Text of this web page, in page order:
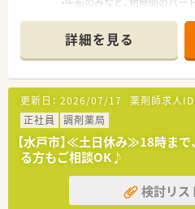
詳細を見る
更新日： 2026/07/17 薬剤師求人ID
正社員
調剤薬局
【水戸市】≪土日休み≫18時まで
る方もご相談OK♪
検討リス